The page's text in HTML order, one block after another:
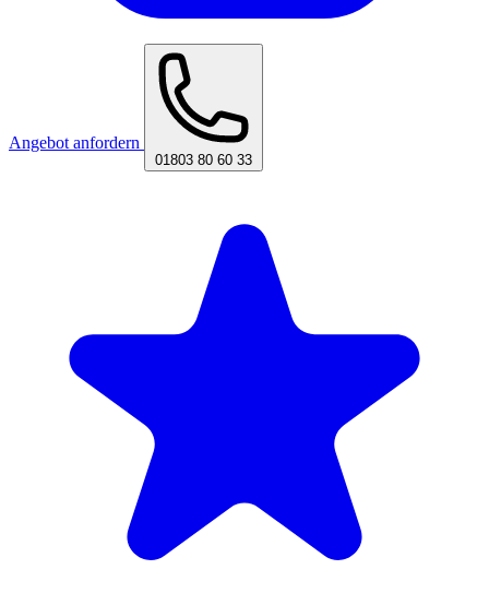
Angebot anfordern
01803 80 60 33